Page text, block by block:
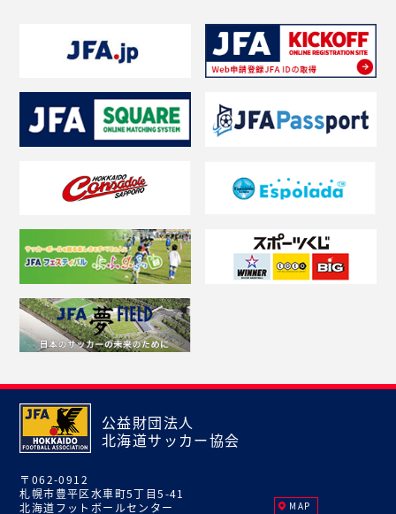
公益財団法人
北海道サッカー協会
〒062-0912
札幌市豊平区水車町5丁目5-41
北海道フットボールセンター
MAP